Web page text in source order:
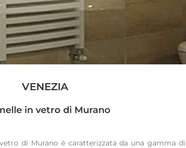
VENEZIA
in vetro di Murano
vetro di Murano è caratterizzata da una gamma di